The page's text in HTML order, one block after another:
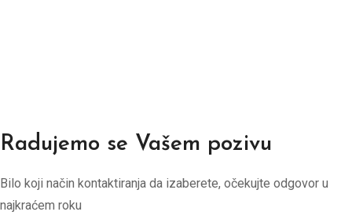
Radujemo se Vašem pozivu
Bilo koji način kontaktiranja da izaberete, očekujte odgovor u
najkraćem roku